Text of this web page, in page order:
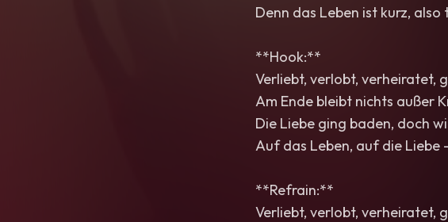
Denn das Leben ist kurz,
**Hook:**
Verliebt, verlobt, verheiratet,
Am Ende bleibt nichts außer
Die Liebe ging baden, doch
Auf das Leben, auf die Liebe
**Refrain:**
Verliebt, verlobt, verheiratet,